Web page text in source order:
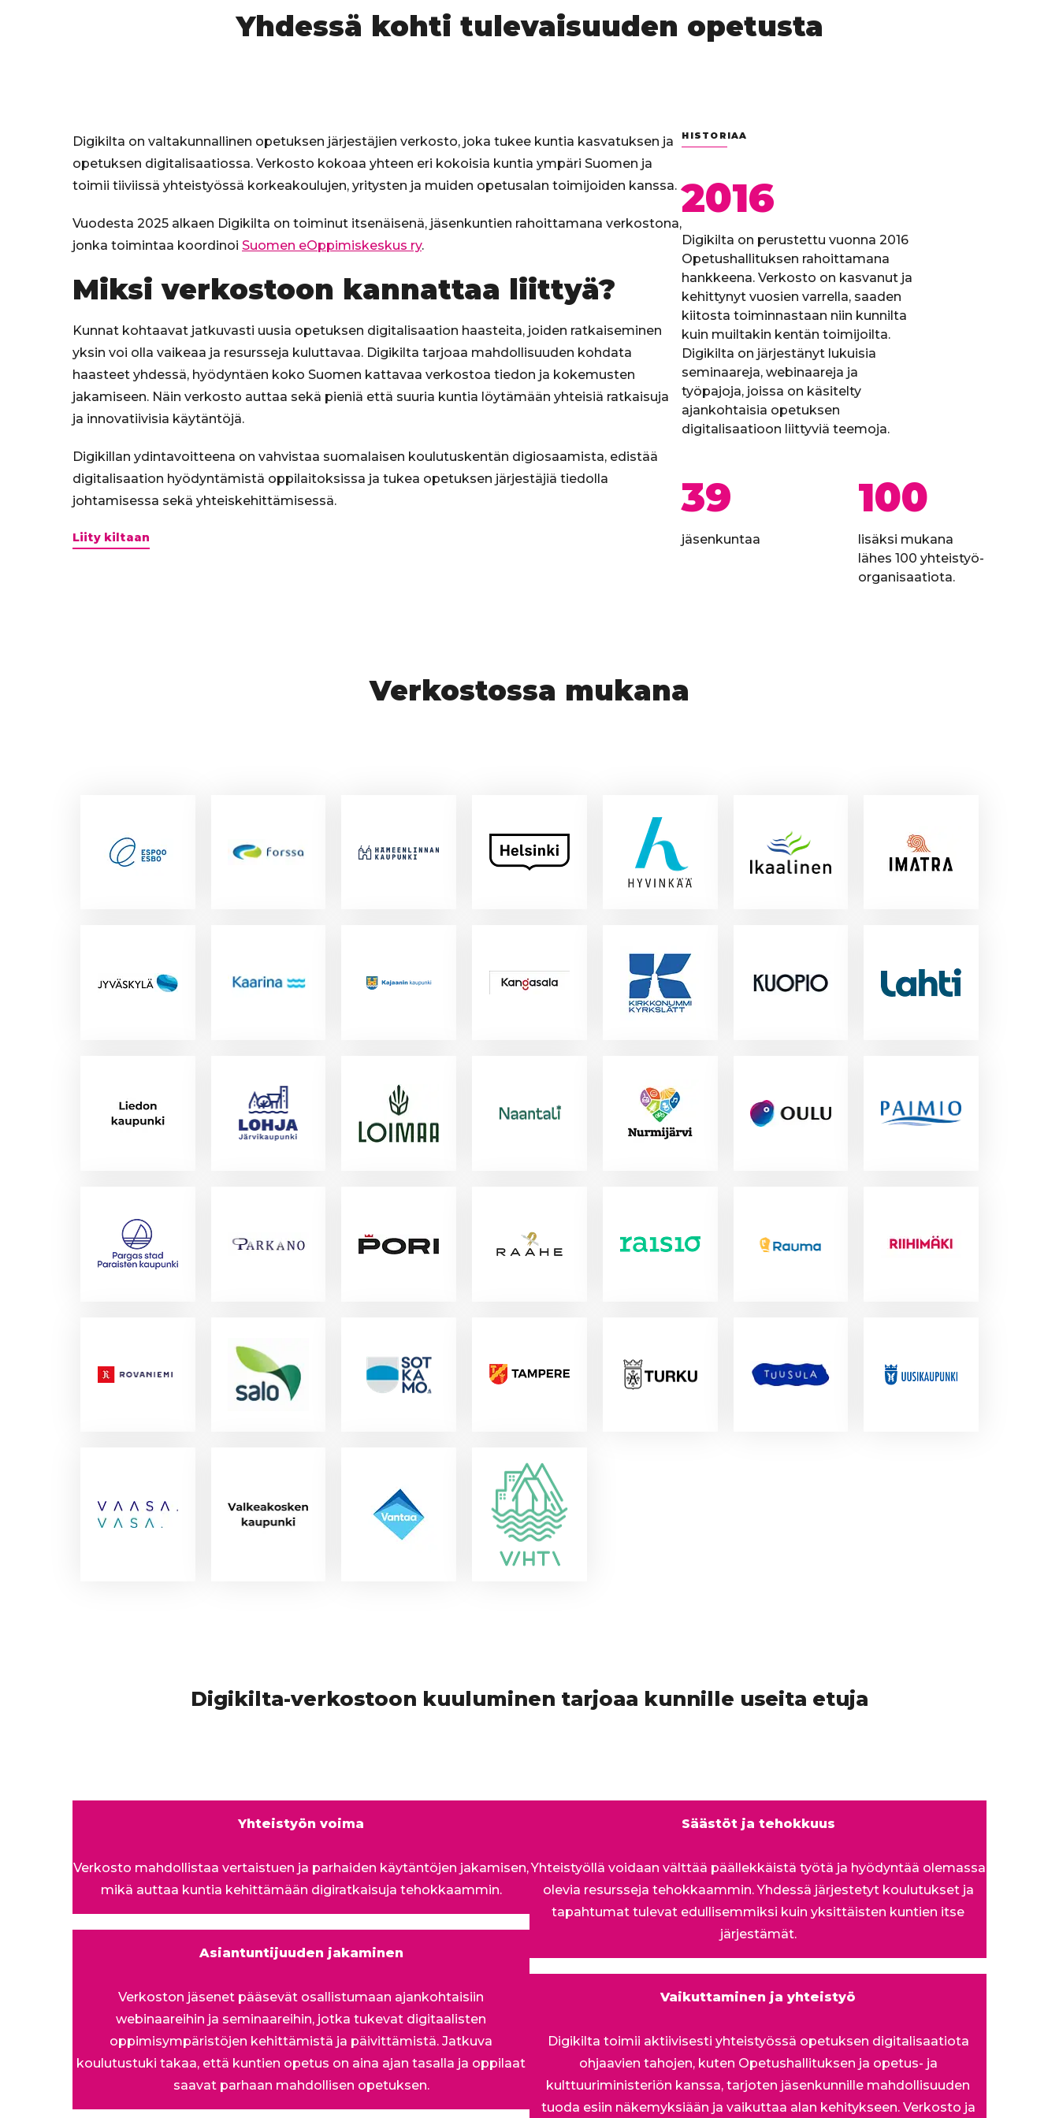
Yhdessä kohti tulevaisuuden opetusta
Digikilta on valtakunnallinen opetuksen järjestäjien verkosto, joka tukee kuntia kasvatuksen ja
opetuksen digitalisaatiossa. Verkosto kokoaa yhteen eri kokoisia kuntia ympäri Suomen ja
toimii tiiviissä yhteistyössä korkeakoulujen, yritysten ja muiden opetusalan toimijoiden kanssa.
Vuodesta 2025 alkaen Digikilta on toiminut itsenäisenä, jäsenkuntien rahoittamana verkostona,
jonka toimintaa koordinoi Suomen eOppimiskeskus ry.
Miksi verkostoon kannattaa liittyä?
Kunnat kohtaavat jatkuvasti uusia opetuksen digitalisaation haasteita, joiden ratkaiseminen
yksin voi olla vaikeaa ja resursseja kuluttavaa. Digikilta tarjoaa mahdollisuuden kohdata
haasteet yhdessä, hyödyntäen koko Suomen kattavaa verkostoa tiedon ja kokemusten
jakamiseen. Näin verkosto auttaa sekä pieniä että suuria kuntia löytämään yhteisiä ratkaisuja
ja innovatiivisia käytäntöjä.
Digikillan ydintavoitteena on vahvistaa suomalaisen koulutuskentän digiosaamista, edistää
digitalisaation hyödyntämistä oppilaitoksissa ja tukea opetuksen järjestäjiä tiedolla
johtamisessa sekä yhteiskehittämisessä.
Liity kiltaan
HISTORIAA
2016
Digikilta on perustettu vuonna 2016
Opetushallituksen rahoittamana
hankkeena. Verkosto on kasvanut ja
kehittynyt vuosien varrella, saaden
kiitosta toiminnastaan niin kunnilta
kuin muiltakin kentän toimijoilta.
Digikilta on järjestänyt lukuisia
seminaareja, webinaareja ja
työpajoja, joissa on käsitelty
ajankohtaisia opetuksen
digitalisaatioon liittyviä teemoja.
39
jäsenkuntaa
100
lisäksi mukana
lähes 100 yhteistyö-
organisaatiota.
Verkostossa mukana
Digikilta-verkostoon kuuluminen tarjoaa kunnille useita etuja
Yhteistyön voima
Verkosto mahdollistaa vertaistuen ja parhaiden käytäntöjen jakamisen,
mikä auttaa kuntia kehittämään digiratkaisuja tehokkaammin.
Asiantuntijuuden jakaminen
Verkoston jäsenet pääsevät osallistumaan ajankohtaisiin
webinaareihin ja seminaareihin, jotka tukevat digitaalisten
oppimisympäristöjen kehittämistä ja päivittämistä. Jatkuva
koulutustuki takaa, että kuntien opetus on aina ajan tasalla ja oppilaat
saavat parhaan mahdollisen opetuksen.
Säästöt ja tehokkuus
Yhteistyöllä voidaan välttää päällekkäistä työtä ja hyödyntää olemassa
olevia resursseja tehokkaammin. Yhdessä järjestetyt koulutukset ja
tapahtumat tulevat edullisemmiksi kuin yksittäisten kuntien itse
järjestämät.
Vaikuttaminen ja yhteistyö
Digikilta toimii aktiivisesti yhteistyössä opetuksen digitalisaatiota
ohjaavien tahojen, kuten Opetushallituksen ja opetus- ja
kulttuuriministeriön kanssa, tarjoten jäsenkunnille mahdollisuuden
tuoda esiin näkemyksiään ja vaikuttaa alan kehitykseen. Verkosto ja